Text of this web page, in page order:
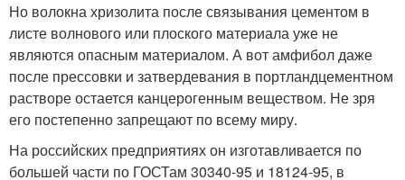
Но волокна хризолита после связывания цементом в
листе волнового или плоского материала уже не
являются опасным материалом. А вот амфибол даже
после прессовки и затвердевания в портландцементном
растворе остается канцерогенным веществом. Не зря
его постепенно запрещают по всему миру.
На российских предприятиях он изготавливается по
большей части по ГОСТам 30340-95 и 18124-95, в